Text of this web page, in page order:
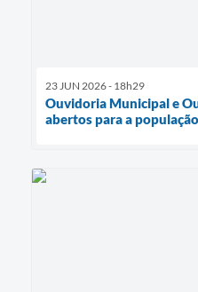
23 JUN 2026 - 18h29
Ouvidoria Municipal e
abertos para a